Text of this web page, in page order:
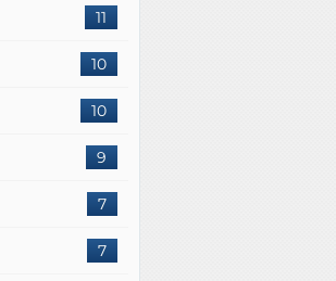
11
10
10
9
7
7